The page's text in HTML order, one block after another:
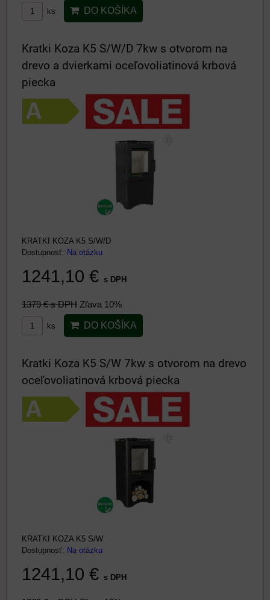
ks DO KOŠÍKA
Kratki Koza K5 S/W/D 7kw s otvorom na
drevo a dvierkami oceľovoliatinová krbová
piecka
KRATKI KOZA K5 S/W/D
Dostupnosť: Na otázku
1241,10 € s DPH
1379 €s DPH Zľava 10%
ks DO KOŠÍKA
Kratki Koza K5 S/W 7kw s otvorom na drevo
oceľovoliatinová krbová piecka
KRATKI KOZA K5 S/W
Dostupnosť: Na otázku
1241,10 € s DPH